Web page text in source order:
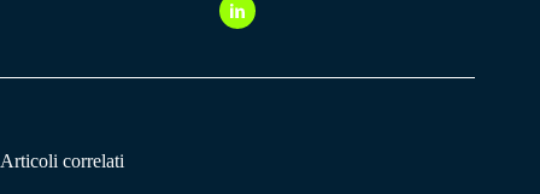
Articoli correlati